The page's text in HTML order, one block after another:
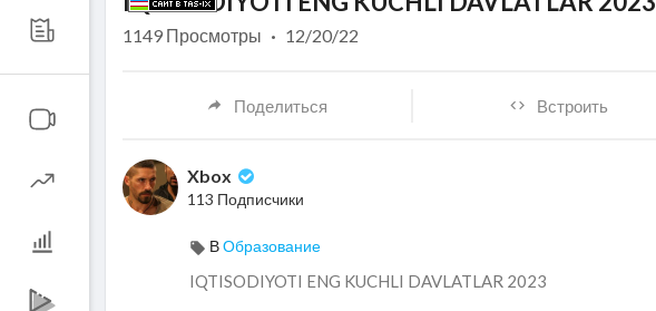
1149 Просмотры · 12/20/22
Поделиться Встроить
Xbox
113 Подписчики
ВОбразование
⁣IQTISODIYOTI ENG KUCHLI DAVLATLAR 2023